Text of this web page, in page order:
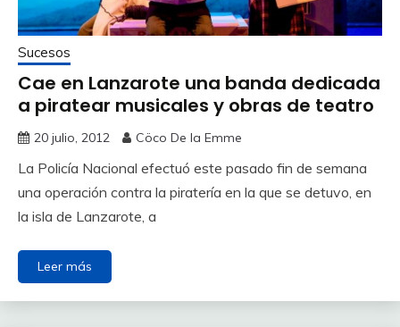
Sucesos
Cae en Lanzarote una banda dedicada
a piratear musicales y obras de teatro
20 julio, 2012 Cöco De la Emme
La Policía Nacional efectuó este pasado fin de semana
una operación contra la piratería en la que se detuvo, en
la isla de Lanzarote, a
Leer más